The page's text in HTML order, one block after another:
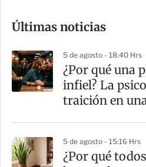
m
a
r
t
Últimas noticias
5 de agosto - 18:40 Hrs
¿Por qué una
infiel? La
traición en
5 de agosto - 15:16 Hrs
¿Por qué